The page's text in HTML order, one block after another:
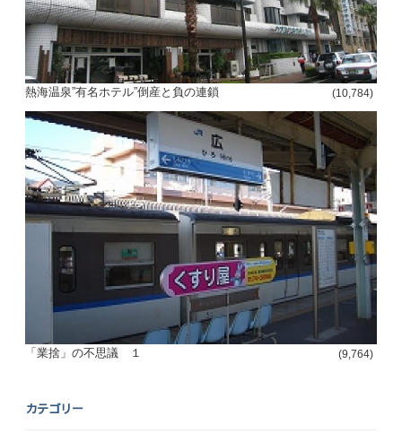
熱海温泉”有名ホテル”倒産と負の連鎖 (10,784)
「業捨」の不思議 １ (9,764)
カテゴリー